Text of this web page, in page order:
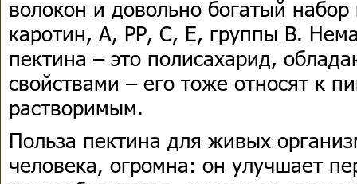
волокон и довольно богатый
каротин, А, РР, С, Е, группы В.
пектина – это полисахарид,
свойствами – его тоже относят к
растворимым.
Польза пектина для живых
человека, огромна: он улучшает